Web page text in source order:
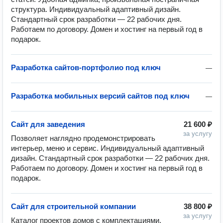
структура. Индивидуальный адаптивный дизайн.
Стандартный срок разработки — 22 рабочих дня.
Работаем по договору. Домен и хостинг на первый год в
подарок.
—
Разработка сайтов-портфолио под ключ
—
Разработка мобильных версий сайтов под ключ
21 600 ₽
за услугу
Сайт для заведения
Позволяет наглядно продемонстрировать
интерьер, меню и сервис. Индивидуальный адаптивный
дизайн. Стандартный срок разработки — 22 рабочих дня.
Работаем по договору. Домен и хостинг на первый год в
подарок.
38 800 ₽
за услугу
Сайт для строительной компании
Каталог проектов домов с комплектациями,